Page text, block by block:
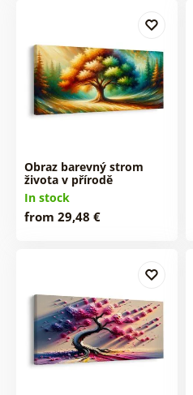
Obraz barevný strom
života v přírodě
In stock
from 29,48 €